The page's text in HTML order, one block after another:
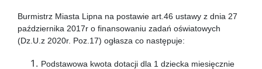
Burmistrz Miasta Lipna na postawie art.46 ustawy z dnia 27
października 2017r o finansowaniu zadań oświatowych
(Dz.U.z 2020r. Poz.17) ogłasza co następuje:
Podstawowa kwota dotacji dla 1 dziecka miesięcznie